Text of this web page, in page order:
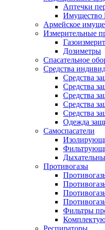
Аптечки
Армейское
Измерительные
Дозиметры
Спасательное
Средства
Средства
Средства
Средства
Средства
Средства
Одежда
Самоспасатели
Противогазы
Фильтры
Респираторы